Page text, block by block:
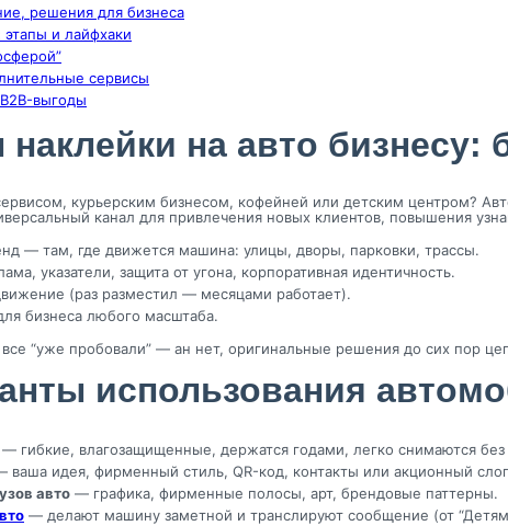
решения для бизнеса
этапы и лайфхаки
сервисы
выгоды
на авто
курьерским бизнесом, кофейней или детским центром?
канал для привлечения новых клиентов, повышения
— там, где движется машина: улицы, дворы, парковки, трассы.
указатели, защита от угона, корпоративная идентичность.
(раз разместил — месяцами работает).
бизнеса любого масштаба.
“уже пробовали” — ан нет, оригинальные решения до сих пор
использования
— гибкие, влагозащищенные, держатся годами, легко снимаются без
ваша идея, фирменный стиль, QR-код, контакты или акционный
авто — графика, фирменные полосы, арт, брендовые паттерны.
— делают машину заметной и транслируют сообщение (от “Детям